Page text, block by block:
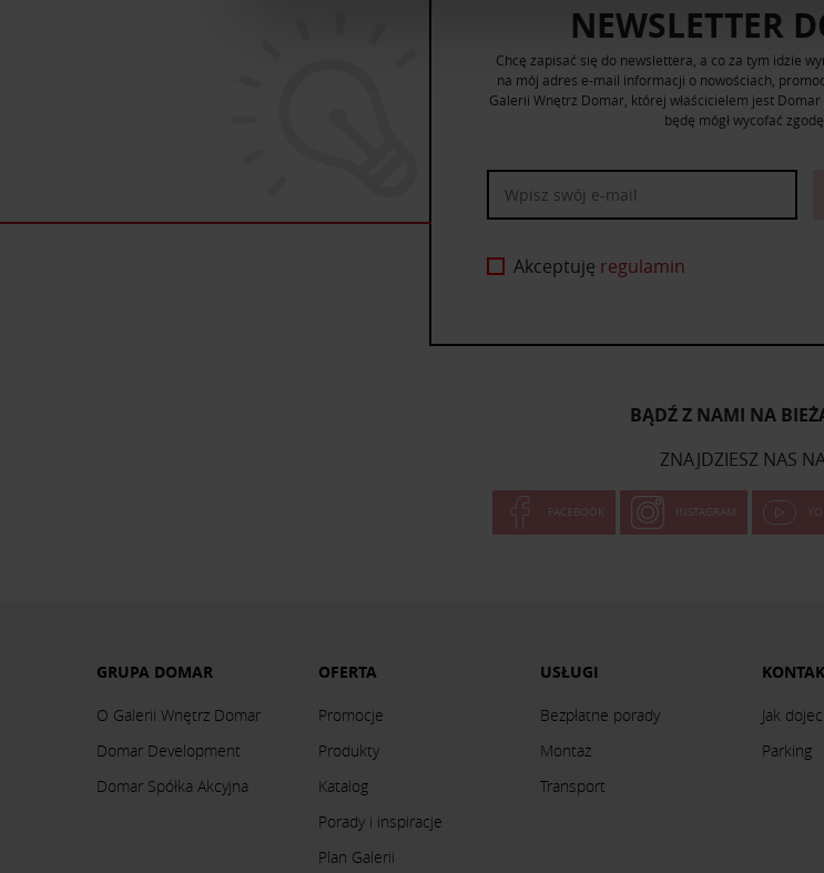
Wykorzystujemy pliki cookie do spersonalizowania treści i reklam,
ruch w naszej witrynie. Informacje o tym, jak korzystasz z naszej
reklamowym i analitycznym. Partnerzy mogą połączyć te informacje
uzyskanymi podczas korzystania z ich usług.
NEWSLETTER
Chcę zapisać się do newslettera, a co za tym idzie
na mój adres e-mail informacji o nowościach,
Galerii Wnętrz Domar, której właścicielem jest Domar
będę mógł wycofać zgodę.
Akceptuję regulamin
BĄDŹ Z NAMI NA
ZNAJDZIESZ NAS
FACEBOOK INSTAGRAM
GRUPA DOMAR
O Galerii Wnętrz Domar
Domar Development
Domar Spółka Akcyjna
OFERTA
Promocje
Produkty
Katalog
Porady i inspiracje
Plan Galerii
USŁUGI
Bezpłatne porady
Montaż
Transport
Jak
Parking